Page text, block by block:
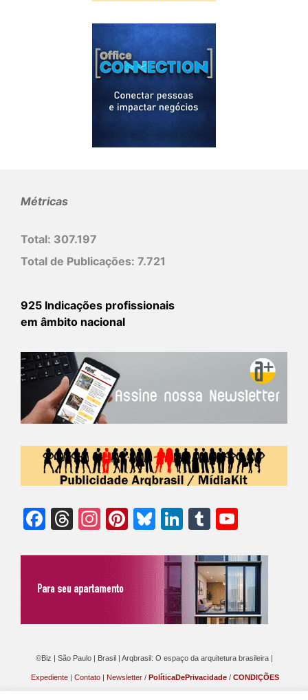
Métricas
Total: 307.197
Total de Publicações: 7.721
925 Indicações profissionais
em âmbito nacional
Facebook
Threads
Instagram
Pinterest
Bluesky
LinkedIn
Tumblr
©Biz | São Paulo | Brasil | Arqbrasil: O espaço da arquitetura brasileira |
Expediente | Contato | Newsletter / PolíticaDePrivacidade / CONDIÇÕES